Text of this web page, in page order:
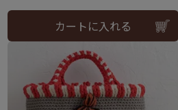
カートに入れる